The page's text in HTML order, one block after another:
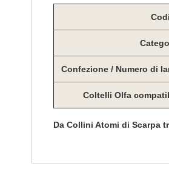
Confezione / Numero di
Coltelli Olfa
Da Collini Atomi di Scarpa